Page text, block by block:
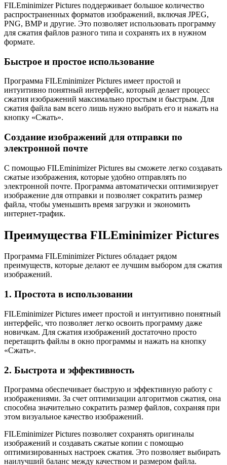
FILEminimizer Pictures поддерживает большое количество
распространенных форматов изображений, включая JPEG,
PNG, BMP и другие. Это позволяет использовать программу
для сжатия файлов разного типа и сохранять их в нужном
формате.
Быстрое и простое использование
Программа FILEminimizer Pictures имеет простой и
интуитивно понятный интерфейс, который делает процесс
сжатия изображений максимально простым и быстрым. Для
сжатия файла вам всего лишь нужно выбрать его и нажать на
кнопку «Сжать».
Создание изображений для отправки по
электронной почте
С помощью FILEminimizer Pictures вы сможете легко создавать
сжатые изображения, которые удобно отправлять по
электронной почте. Программа автоматически оптимизирует
изображение для отправки и позволяет сократить размер
файла, чтобы уменьшить время загрузки и экономить
интернет-трафик.
Преимущества FILEminimizer Pictures
Программа FILEminimizer Pictures обладает рядом
преимуществ, которые делают ее лучшим выбором для сжатия
изображений.
1. Простота в использовании
FILEminimizer Pictures имеет простой и интуитивно понятный
интерфейс, что позволяет легко освоить программу даже
новичкам. Для сжатия изображений достаточно просто
перетащить файлы в окно программы и нажать на кнопку
«Сжать».
2. Быстрота и эффективность
Программа обеспечивает быструю и эффективную работу с
изображениями. За счет оптимизации алгоритмов сжатия, она
способна значительно сократить размер файлов, сохраняя при
этом визуальное качество изображений.
FILEminimizer Pictures позволяет сохранять оригиналы
изображений и создавать сжатые копии с помощью
оптимизированных настроек сжатия. Это позволяет выбирать
наилучший баланс между качеством и размером файла.